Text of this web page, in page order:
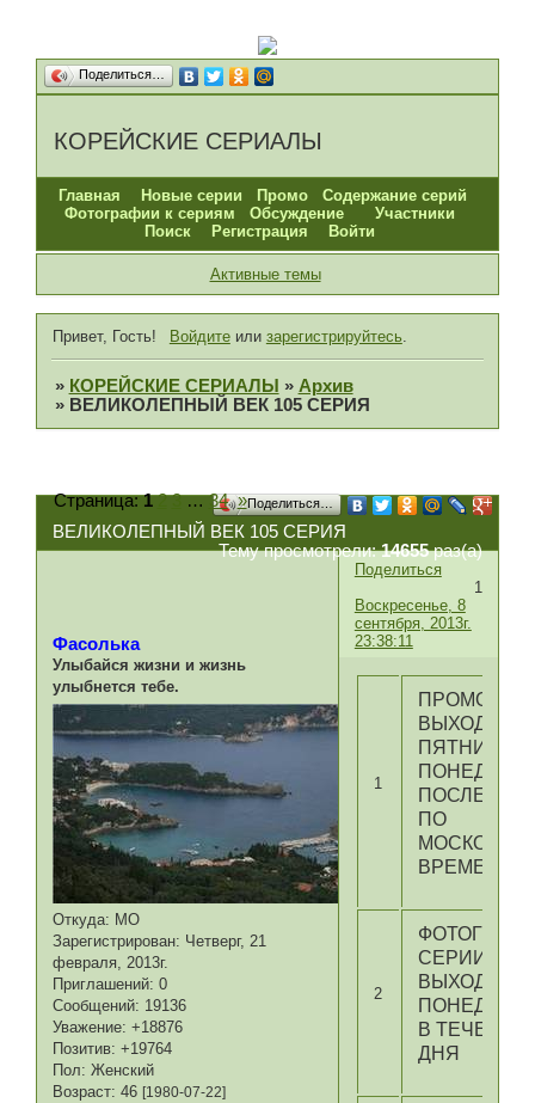
Поделиться…
КОРЕЙСКИЕ СЕРИАЛЫ
Главная Новые серии Промо
Содержание серий
Фотографии к сериям
Обсуждение
Участники
Поиск
Регистрация Войти
Активные темы
Привет, Гость! Войдитеили зарегистрируйтесь.
» КОРЕЙСКИЕ СЕРИАЛЫ » Архив
» ВЕЛИКОЛЕПНЫЙ ВЕК 105 СЕРИЯ
Поделиться…
ВЕЛИКОЛЕПНЫЙ ВЕК 105 СЕРИЯ
Тему просмотрели:14655раз(а)
Страница:1 2 3 … 34 »
Поделиться
1
Воскресенье, 8
сентября, 2013г.
23:38:11
Фасолька
Улыбайся жизни и жизнь
улыбнется тебе.
Откуда: МО
Зарегистрирован: Четверг, 21
февраля, 2013г.
Приглашений: 0
Сообщений: 19136
Уважение: +18876
Позитив: +19764
Пол: Женский
Возраст: 46[1980-07-22]
1
ПРОМО
ВЫХОДИТ В
ПЯТНИЦУ И
ПОСЛЕ
ПО
ВРЕМЕНИ
2
СЕРИИ
ВЫХОДЯТ В
В ТЕЧЕНИЕ
ДНЯ